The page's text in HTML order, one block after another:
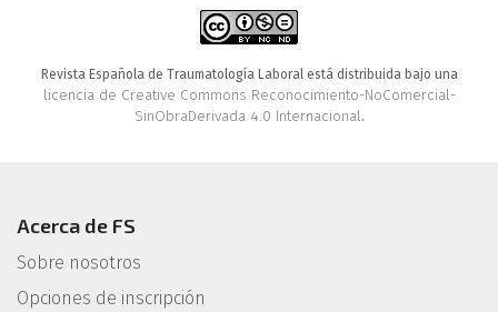
Revista Española de Traumatología Laboral está distribuida bajo una
licencia de Creative Commons Reconocimiento-NoComercial-
SinObraDerivada 4.0 Internacional.
Acerca de FS
Sobre nosotros
Opciones de inscripción